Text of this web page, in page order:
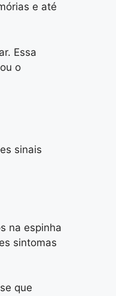
e até
Essa
o
sinais
na espinha
sintomas
que